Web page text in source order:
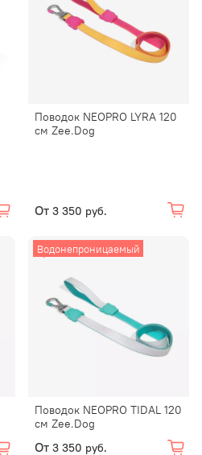
Поводок NEOPRO LYRA 120
см Zee.Dog
От 3 350 руб.
Водонепроницаемый
Поводок NEOPRO TIDAL 120
см Zee.Dog
От 3 350 руб.